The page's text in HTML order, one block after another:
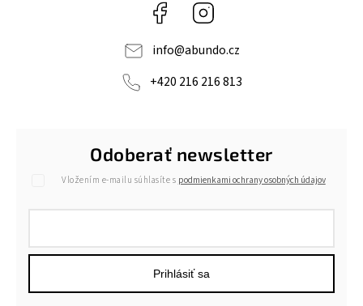
Facebook
info@abundo.cz
+420 216 216 813
Odoberať newsletter
Vložením e-mailu súhlasíte s podmienkami ochrany osobných údajov
Prihlásiť sa